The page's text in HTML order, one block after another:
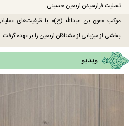
تسلیت فرارسیدن اربعین حسینی
موکب «عون بن عبدالله (ع)» با ظرفیت‌های
بخشی از میزبانی از مشتاقان اربعین را بر عهده گرفت
ویدیو